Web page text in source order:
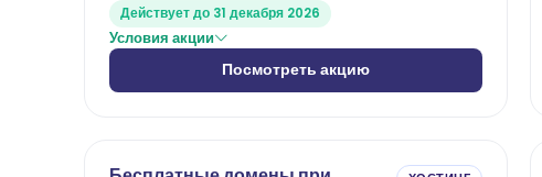
Действует до 31 декабря 2026
Условия акции
Посмотреть акцию